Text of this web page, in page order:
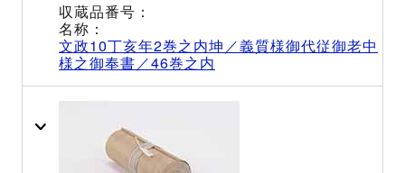
文政10丁亥年2巻之内坤／義質様御代従御老中
様之御奉書／46巻之内